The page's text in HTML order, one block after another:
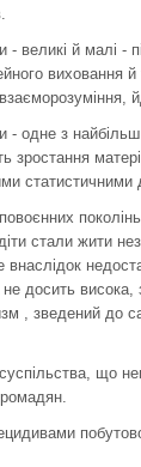
великі й малі -
виховання
- одне з
зростання
стали жити
досить
, зведений до
що